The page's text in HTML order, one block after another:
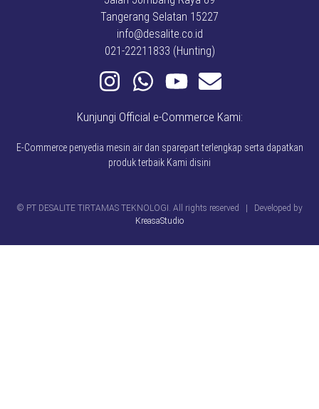
Tangerang Selatan 15227
info@desalite.co.id
021-22211833 (Hunting)
Kunjungi Official e-Commerce Kami:
E-Commerce penyedia mesin air dan sparepart terlengkap serta dapatkan
produk terbaik Kami disini
© PT DESALITE TIRTAMAS TEKNOLOGI. All rights reserved | Developed by
KreasaStudio